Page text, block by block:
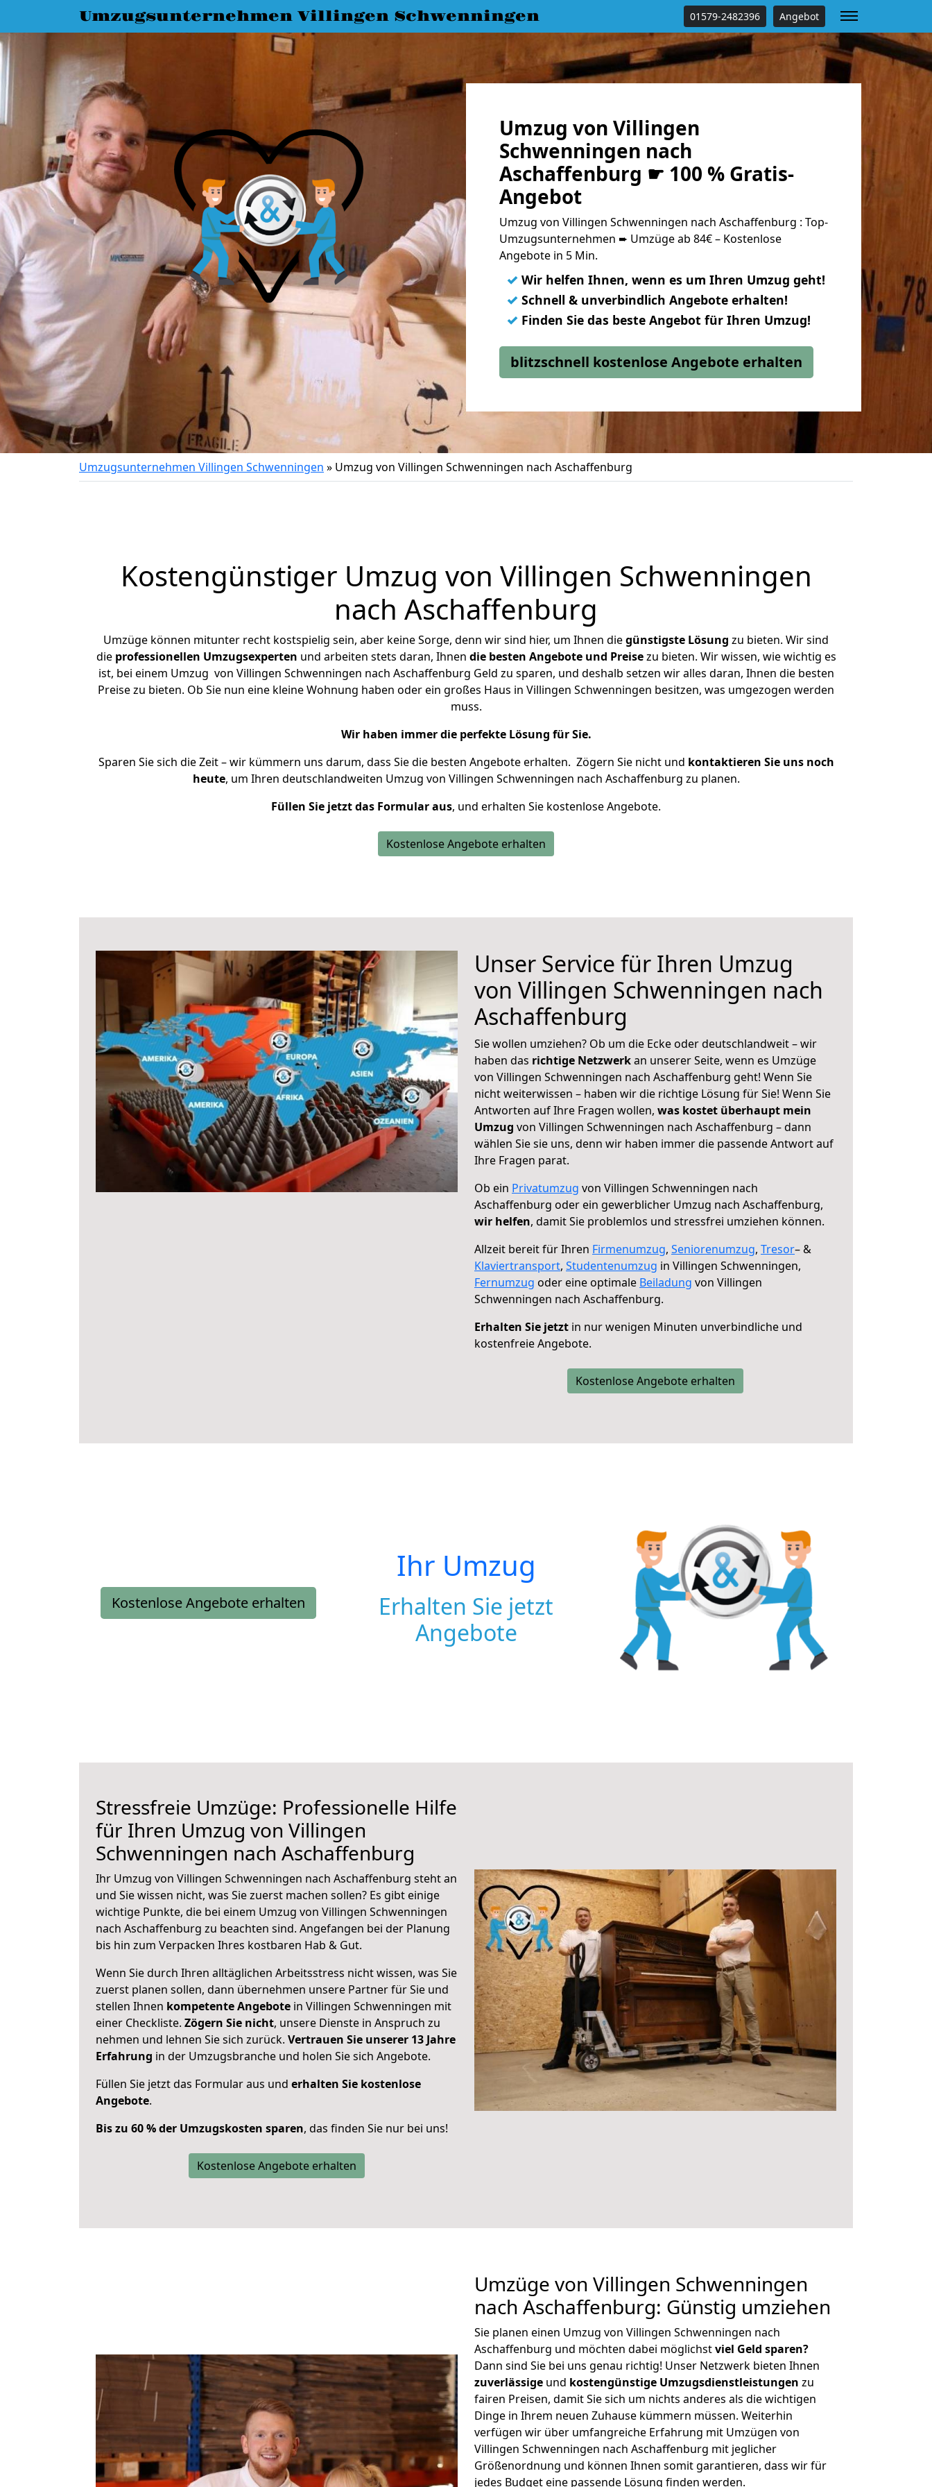
Umzugsunternehmen Villingen Schwenningen 01579-2482396 Angebot
Umzug von Villingen
Schwenningen nach
Aschaffenburg ☛ 100 % Gratis-
Angebot
Umzug von Villingen Schwenningen nach Aschaffenburg : Top-
Umzugsunternehmen ➨ Umzüge ab 84€ – Kostenlose
Angebote in 5 Min.
✓ Wir helfen Ihnen, wenn es um Ihren Umzug geht!
✓ Schnell & unverbindlich Angebote erhalten!
✓ Finden Sie das beste Angebot für Ihren Umzug!
blitzschnell kostenlose Angebote erhalten
Umzugsunternehmen Villingen Schwenningen » Umzug von Villingen Schwenningen nach Aschaffenburg
Kostengünstiger Umzug von Villingen Schwenningen
nach Aschaffenburg
Umzüge können mitunter recht kostspielig sein, aber keine Sorge, denn wir sind hier, um Ihnen diegünstigste Lösung zu bieten. Wir sind
die professionellen Umzugsexperten und arbeiten stets daran, Ihnen die besten Angebote und Preisezu bieten. Wir wissen, wie wichtig es
ist, bei einem Umzug von Villingen Schwenningen nach Aschaffenburg Geld zu sparen, und deshalb setzen wir alles daran, Ihnen die besten
Preise zu bieten. Ob Sie nun eine kleine Wohnung haben oder ein großes Haus in Villingen Schwenningen besitzen, was umgezogen werden
muss.
Wir haben immer die perfekte Lösung für Sie.
Sparen Sie sich die Zeit – wir kümmern uns darum, dass Sie die besten Angebote erhalten. Zögern Sie nicht und kontaktieren Sie uns noch
heute, um Ihren deutschlandweiten Umzug von Villingen Schwenningen nach Aschaffenburg zu planen.
Füllen Sie jetzt das Formular aus, und erhalten Sie kostenlose Angebote.
Kostenlose Angebote erhalten
Unser Service für Ihren Umzug
von Villingen Schwenningen nach
Aschaffenburg
Sie wollen umziehen? Ob um die Ecke oder deutschlandweit – wir
haben das richtige Netzwerkan unserer Seite, wenn es Umzüge
von Villingen Schwenningen nach Aschaffenburg geht! Wenn Sie
nicht weiterwissen – haben wir die richtige Lösung für Sie! Wenn Sie
Antworten auf Ihre Fragen wollen, was kostet überhaupt mein
Umzug von Villingen Schwenningen nach Aschaffenburg – dann
wählen Sie sie uns, denn wir haben immer die passende Antwort auf
Ihre Fragen parat.
Ob ein Privatumzug von Villingen Schwenningen nach
Aschaffenburg oder ein gewerblicher Umzug nach Aschaffenburg,
wir helfen, damit Sie problemlos und stressfrei umziehen können.
Allzeit bereit für Ihren Firmenumzug, Seniorenumzug, Tresor– &
Klaviertransport, Studentenumzug in Villingen Schwenningen,
Fernumzug oder eine optimale Beiladung von Villingen
Schwenningen nach Aschaffenburg.
Erhalten Sie jetzt in nur wenigen Minuten unverbindliche und
kostenfreie Angebote.
Kostenlose Angebote erhalten
Kostenlose Angebote erhalten
Ihr Umzug
Erhalten Sie jetzt
Angebote
Stressfreie Umzüge: Professionelle Hilfe
für Ihren Umzug von Villingen
Schwenningen nach Aschaffenburg
Ihr Umzug von Villingen Schwenningen nach Aschaffenburg steht an
und Sie wissen nicht, was Sie zuerst machen sollen? Es gibt einige
wichtige Punkte, die bei einem Umzug von Villingen Schwenningen
nach Aschaffenburg zu beachten sind. Angefangen bei der Planung
bis hin zum Verpacken Ihres kostbaren Hab & Gut.
Wenn Sie durch Ihren alltäglichen Arbeitsstress nicht wissen, was Sie
zuerst planen sollen, dann übernehmen unsere Partner für Sie und
stellen Ihnen kompetente Angebote in Villingen Schwenningen mit
einer Checkliste. Zögern Sie nicht, unsere Dienste in Anspruch zu
nehmen und lehnen Sie sich zurück. Vertrauen Sie unserer 13 Jahre
Erfahrung in der Umzugsbranche und holen Sie sich Angebote.
Füllen Sie jetzt das Formular aus und erhalten Sie kostenlose
Angebote.
Bis zu 60 % der Umzugskosten sparen, das finden Sie nur bei uns!
Kostenlose Angebote erhalten
Umzüge von Villingen Schwenningen
nach Aschaffenburg: Günstig umziehen
Sie planen einen Umzug von Villingen Schwenningen nach
Aschaffenburg und möchten dabei möglichstviel Geld sparen?
Dann sind Sie bei uns genau richtig! Unser Netzwerk bieten Ihnen
zuverlässige und kostengünstige Umzugsdienstleistungen zu
fairen Preisen, damit Sie sich um nichts anderes als die wichtigen
Dinge in Ihrem neuen Zuhause kümmern müssen. Weiterhin
verfügen wir über umfangreiche Erfahrung mit Umzügen von
Villingen Schwenningen nach Aschaffenburg mit jeglicher
Größenordnung und können Ihnen somit garantieren, dass wir für
jedes Budget eine passende Lösung finden werden.